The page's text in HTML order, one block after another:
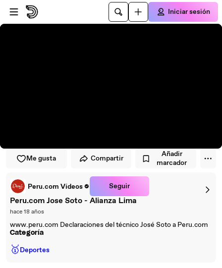
Saltar al reproductor
Saltar al contenido principal
Iniciar sesión
Me gusta Compartir
Añadir
marcador
Peru.com Vídeos Seguir
Peru.com Jose Soto - Alianza Lima
hace 18 años
www.peru.com Declaraciones del técnico José Soto a Peru.com
Categoría
🥇Deportes